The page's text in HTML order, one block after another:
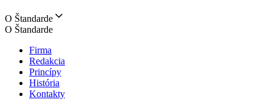
O Štandarde
O Štandarde
Firma
Redakcia
Princípy
História
Kontakty